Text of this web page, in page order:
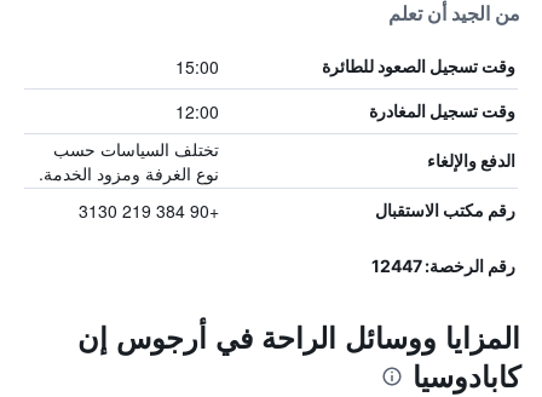
من الجيد أن تعلم
وقت تسجيل الصعود للطائرة 15:00
وقت تسجيل المغادرة 12:00
الدفع والإلغاء
تختلف السياسات حسب
نوع الغرفة ومزود الخدمة.
رقم مكتب الاستقبال +90 384 219 3130
رقم الرخصة: 12447
المزايا ووسائل الراحة في أرجوس إن
كابادوسيا